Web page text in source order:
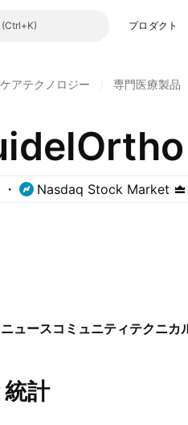
プロダクト
アテクノロジー 専門医療製品
Nasdaq Stock Market
ニュースコミュニティテクニカ
計